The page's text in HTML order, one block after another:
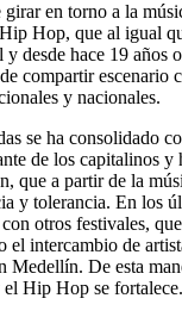
en torno a la
Hop, que al igual
desde hace 19 años
compartir escenario
y nacionales.
se ha consolidado
de los capitalinos y
que a partir de la
y tolerancia. En los
otros festivales,
el intercambio de
Medellín. De esta
Hip Hop se fortalece.